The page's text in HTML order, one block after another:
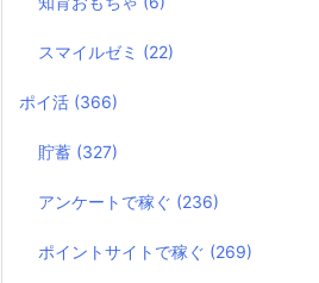
スマイルゼミ (22)
ポイ活 (366)
貯蓄 (327)
アンケートで稼ぐ (236)
ポイントサイトで稼ぐ (269)